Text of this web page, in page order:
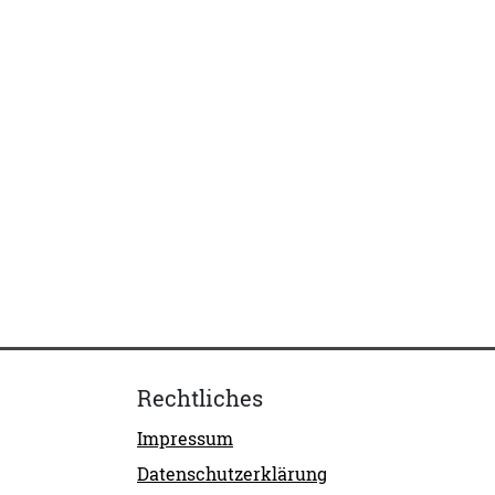
Rechtliches
Impressum
Datenschutzerklärung